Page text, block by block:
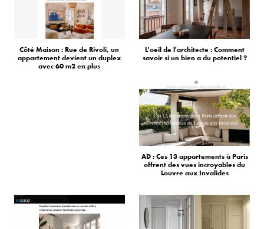
Côté Maison : Rue de Rivoli, un
appartement devient un duplex
avec 60 m2 en plus
L'oeil de l'architecte : Comment
savoir si un bien a du potentiel ?
AD : Ces 13 appartements à Paris
offrent des vues incroyables du
Louvre aux Invalides